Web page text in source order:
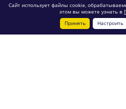
г. Екатеринбург, ул. Восточная,
Сайт использует файлы cookie,
этом вы можете узнать в
Принять
Настроить